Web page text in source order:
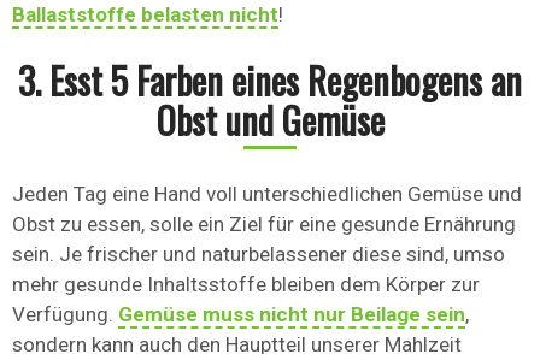
Ballaststoffe belasten nicht!
3. Esst 5 Farben eines Regenbogens an
Obst und Gemüse
Jeden Tag eine Hand voll unterschiedlichen Gemüse und
Obst zu essen, solle ein Ziel für eine gesunde Ernährung
sein. Je frischer und naturbelassener diese sind, umso
mehr gesunde Inhaltsstoffe bleiben dem Körper zur
Verfügung. Gemüse muss nicht nur Beilage sein,
sondern kann auch den Hauptteil unserer Mahlzeit